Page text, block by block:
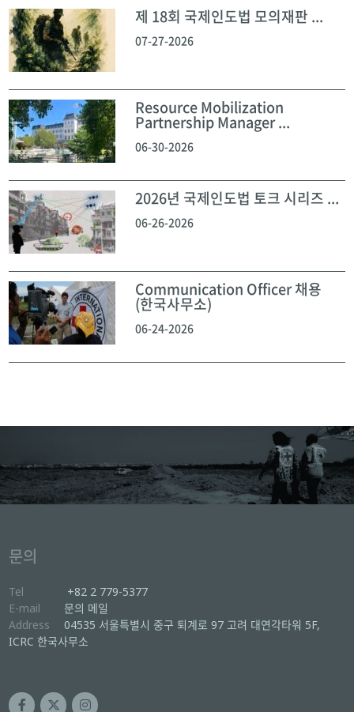
제 18회 국제인도법 모의재판 ...
07-27-2026
Resource Mobilization
Partnership Manager ...
06-30-2026
2026년 국제인도법 토크 시리즈 ...
06-26-2026
Communication Officer 채용
(한국사무소)
06-24-2026
문의
Tel
+82 2 779-5377
E-mail
문의 메일
Address
04535 서울특별시 중구 퇴계로 97 고려 대연각타워 5F,
ICRC 한국사무소